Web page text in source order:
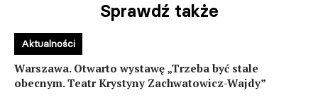
Sprawdź także
Warszawa. Otwarto wystawę „Trzeba być stale
obecnym. Teatr Krystyny Zachwatowicz-Wajdy”
Aktualności